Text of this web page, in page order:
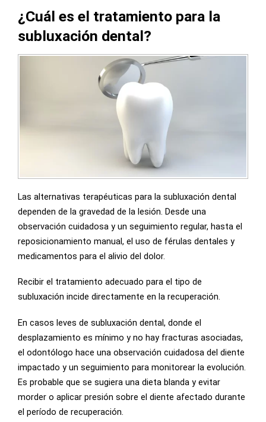
¿Cuál es el tratamiento para la
subluxación dental?
Las alternativas terapéuticas para la subluxación dental
dependen de la gravedad de la lesión. Desde una
observación cuidadosa y un seguimiento regular, hasta el
reposicionamiento manual, el uso de férulas dentales y
medicamentos para el alivio del dolor.
Recibir el tratamiento adecuado para el tipo de
subluxación incide directamente en la recuperación.
En casos leves de subluxación dental, donde el
desplazamiento es mínimo y no hay fracturas asociadas,
el odontólogo hace una observación cuidadosa del diente
impactado y un seguimiento para monitorear la evolución.
Es probable que se sugiera una dieta blanda y evitar
morder o aplicar presión sobre el diente afectado durante
el período de recuperación.